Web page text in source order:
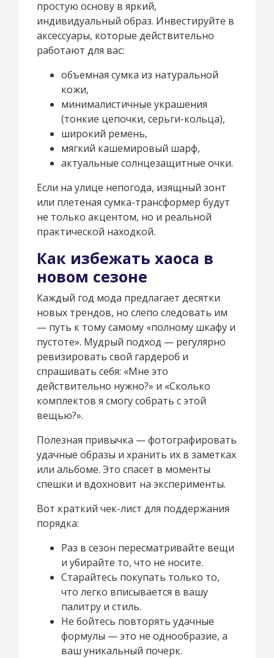
простую основу в яркий,
индивидуальный образ. Инвестируйте в
аксессуары, которые действительно
работают для вас:
объемная сумка из натуральной
кожи,
минималистичные украшения
(тонкие цепочки, серьги-кольца),
широкий ремень,
мягкий кашемировый шарф,
актуальные солнцезащитные очки.
Если на улице непогода, изящный зонт
или плетеная сумка-трансформер будут
не только акцентом, но и реальной
практической находкой.
Как избежать хаоса в
новом сезоне
Каждый год мода предлагает десятки
новых трендов, но слепо следовать им
— путь к тому самому «полному шкафу и
пустоте». Мудрый подход — регулярно
ревизировать свой гардероб и
спрашивать себя: «Мне это
действительно нужно?» и «Сколько
комплектов я смогу собрать с этой
вещью?».
Полезная привычка — фотографировать
удачные образы и хранить их в заметках
или альбоме. Это спасет в моменты
спешки и вдохновит на эксперименты.
Вот краткий чек-лист для поддержания
порядка:
Раз в сезон пересматривайте вещи
и убирайте то, что не носите.
Старайтесь покупать только то,
что легко вписывается в вашу
палитру и стиль.
Не бойтесь повторять удачные
формулы — это не однообразие, а
ваш уникальный почерк.